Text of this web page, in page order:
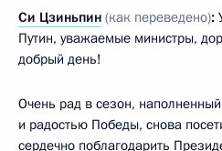
Си Цзиньпин (как переведено):
Путин, уважаемые министры,
добрый день!
Очень рад в сезон,
и радостью Победы, снова
сердечно поблагодарить